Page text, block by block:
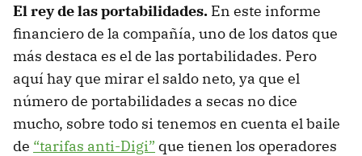
El rey de las portabilidades. En este informe
financiero de la compañía, uno de los datos que
más destaca es el de las portabilidades. Pero
aquí hay que mirar el saldo neto, ya que el
número de portabilidades a secas no dice
mucho, sobre todo si tenemos en cuenta el baile
de “tarifas anti-Digi” que tienen los operadores